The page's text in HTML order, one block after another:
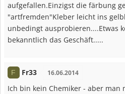
aufgefallen.Einzigst die färbung
"artfremden"Kleber leicht ins
unbedingt ausprobieren....Etwas
bekanntlich das Geschäft.....
F Fr33 16.06.2014
Ich bin kein Chemiker - aber man